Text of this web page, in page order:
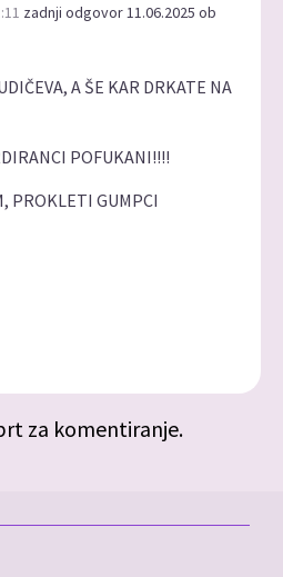
zadnji odgovor 11.06.2025 ob
A ŠE KAR DRKATE NA
POFUKANI!!!!
PROKLETI GUMPCI
za komentiranje.